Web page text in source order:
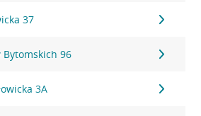
37
Bytomskich 96
3A